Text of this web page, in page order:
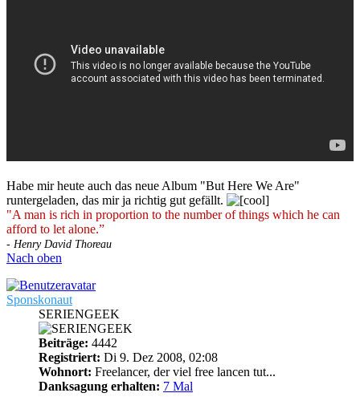
Habe mir heute auch das neue Album "But Here We Are"
runtergeladen, das mir ja richtig gut gefällt.
"A man is rich in proportion to the number of things which he can
afford to let alone.”
- Henry David Thoreau
Nach oben
Sponskonaut
SERIENGEEK
Beiträge: 4442
Registriert: Di 9. Dez 2008, 02:08
Wohnort: Freelancer, der viel free lancen tut...
Danksagung erhalten: 7 Mal